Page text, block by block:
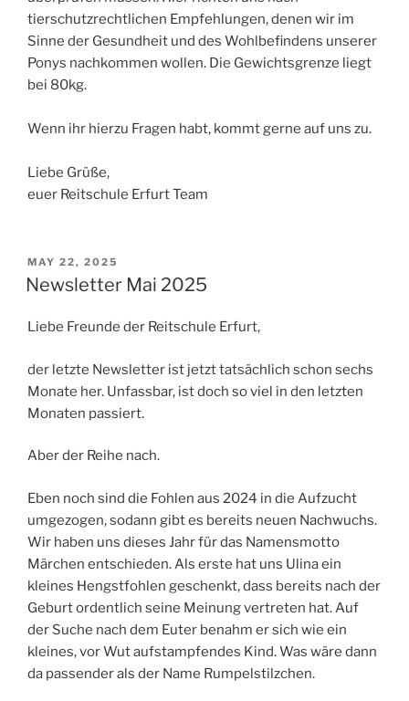
tierschutzrechtlichen Empfehlungen, denen wir im
Sinne der Gesundheit und des Wohlbefindens unserer
Ponys nachkommen wollen. Die Gewichtsgrenze liegt
bei 80kg.
Wenn ihr hierzu Fragen habt, kommt gerne auf uns zu.
Liebe Grüße,
euer Reitschule Erfurt Team
POSTED
ON
MAY 22, 2025
Newsletter Mai 2025
Liebe Freunde der Reitschule Erfurt,
der letzte Newsletter ist jetzt tatsächlich schon sechs
Monate her. Unfassbar, ist doch so viel in den letzten
Monaten passiert.
Aber der Reihe nach.
Eben noch sind die Fohlen aus 2024 in die Aufzucht
umgezogen, sodann gibt es bereits neuen Nachwuchs.
Wir haben uns dieses Jahr für das Namensmotto
Märchen entschieden. Als erste hat uns Ulina ein
kleines Hengstfohlen geschenkt, dass bereits nach der
Geburt ordentlich seine Meinung vertreten hat. Auf
der Suche nach dem Euter benahm er sich wie ein
kleines, vor Wut aufstampfendes Kind. Was wäre dann
da passender als der Name Rumpelstilzchen.